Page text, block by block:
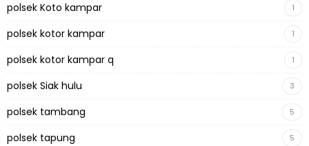
polsek Koto kampar 1
polsek kotor kampar 1
polsek kotor kampar q 1
polsek Siak hulu 3
polsek tambang 5
polsek tapung 5